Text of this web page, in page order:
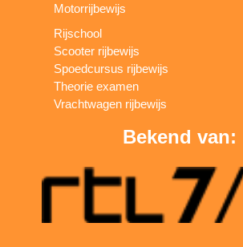
Motorrijbewijs
Rijschool
Scooter rijbewijs
Spoedcursus rijbewijs
Theorie examen
Vrachtwagen rijbewijs
Bekend van: